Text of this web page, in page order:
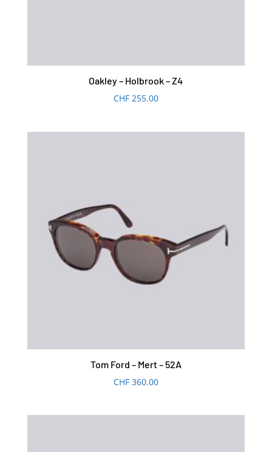
Oakley – Holbrook – Z4
CHF255.00
Tom Ford – Mert – 52A
CHF360.00